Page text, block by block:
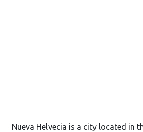
Nueva Helvecia is a city located in